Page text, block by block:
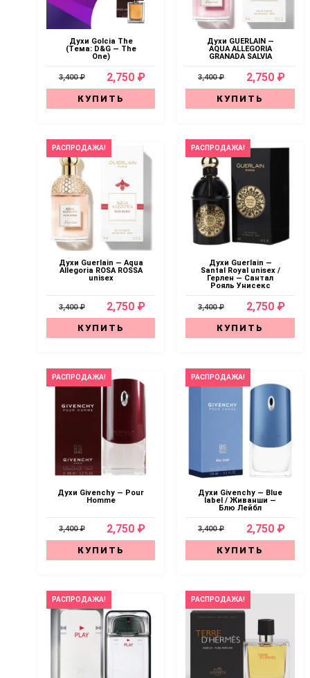
Духи Golcia The
(Тема: D&G — The
One)
3,400 ₽ 2,750 ₽
КУПИТЬ
Духи GUERLAIN —
AQUA ALLEGORIA
GRANADA SALVIA
3,400 ₽ 2,750 ₽
КУПИТЬ
РАСПРОДАЖА!
Духи Guerlain — Aqua
Allegoria ROSA ROSSA
unisex
3,400 ₽ 2,750 ₽
КУПИТЬ
РАСПРОДАЖА!
Духи Guerlain —
Santal Royal unisex /
Герлен — Сантал
Рояль Унисекс
3,400 ₽ 2,750 ₽
КУПИТЬ
РАСПРОДАЖА!
Духи Givenchy — Pour
Homme
3,400 ₽ 2,750 ₽
КУПИТЬ
РАСПРОДАЖА!
Духи Givenchy — Blue
label / Живанши —
Блю Лейбл
3,400 ₽ 2,750 ₽
КУПИТЬ
РАСПРОДАЖА! РАСПРОДАЖА!